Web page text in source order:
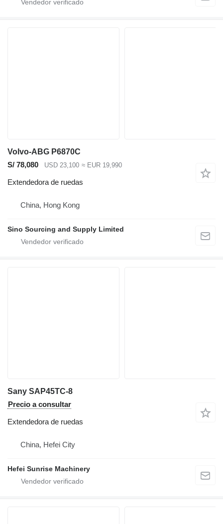
Volvo-ABG P6870C
S/ 78,080
USD 23,100 ≈ EUR 19,990
Extendedora de ruedas
China, Hong Kong
Sino Sourcing and Supply Limited
Sany SAP45TC-8
Precio a consultar
Extendedora de ruedas
China, Hefei City
Hefei Sunrise Machinery